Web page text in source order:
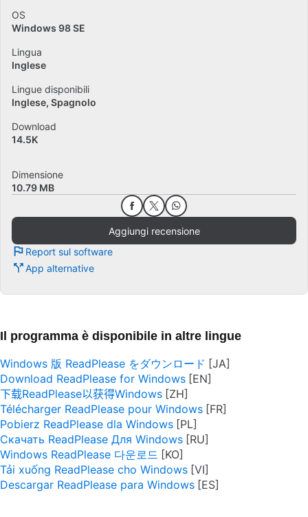
OS
Windows 98 SE
Lingua
Inglese
Lingue disponibili
Inglese Spagnolo
Download
14.5K
Dimensione
10.79 MB
Aggiungi recensione
Report sul software
App alternative
Il programma è disponibile in altre lingue
Windows 版 ReadPlease をダウンロード
Download ReadPlease for Windows
下载ReadPlease以获得Windows
Télécharger ReadPlease pour Windows
Pobierz ReadPlease dla Windows
Скачать ReadPlease Для Windows
Windows ReadPlease 다운로드
Tải xuống ReadPlease cho Windows
Descargar ReadPlease para Windows